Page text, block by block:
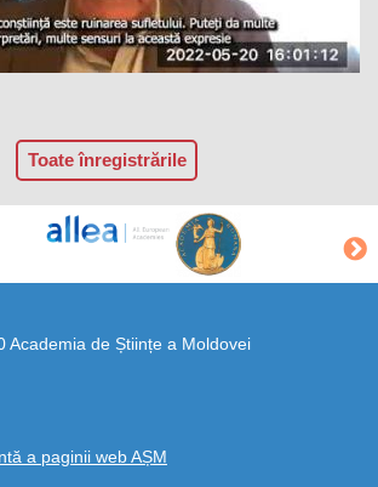
Toate înregistrările
Academia de Științe a Moldovei
a paginii web AȘM